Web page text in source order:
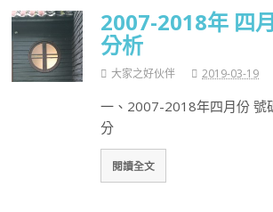
2007-2018年 四
分析
大家之好伙伴 2019-03-19
一、2007-2018年四月份 號
分
閱讀全文